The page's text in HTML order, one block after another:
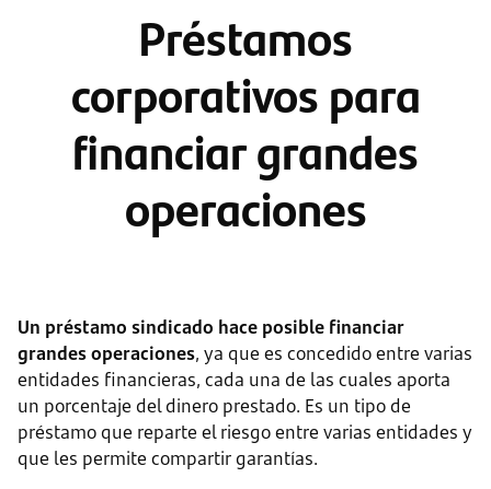
Préstamos
corporativos para
financiar grandes
operaciones
Un préstamo sindicado hace posible financiar
grandes operaciones, ya que es concedido entre varias
entidades financieras, cada una de las cuales aporta
un porcentaje del dinero prestado. Es un tipo de
préstamo que reparte el riesgo entre varias entidades y
que les permite compartir garantías.